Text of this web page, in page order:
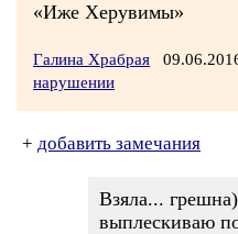
«Иже Херувимы»
Галина Храбрая
нарушении
+ добавить замечания
Взяла...
выплескиваю